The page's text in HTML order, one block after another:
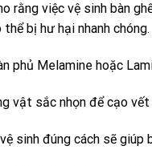
rằng việc vệ sinh bàn
bị hư hại nhanh chóng.
phủ Melamine hoặc
vật sắc nhọn để cạo
sinh đúng cách sẽ